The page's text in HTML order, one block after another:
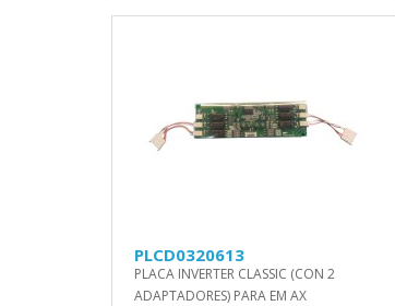
PLCD0320613
PLACA INVERTER CLASSIC (CON 2
ADAPTADORES) PARA EM AX